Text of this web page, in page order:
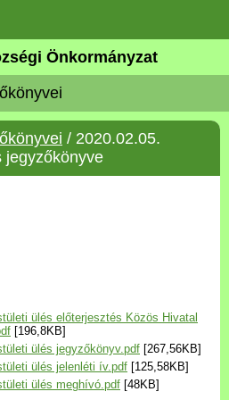
Önkormányzat
/ 2020.02.05.
jegyzőkönyve
ülés előterjesztés Közös Hivatal
[196,8KB]
ülés jegyzőkönyv.pdf [267,56KB]
ülés jelenléti ív.pdf [125,58KB]
ülés meghívó.pdf [48KB]